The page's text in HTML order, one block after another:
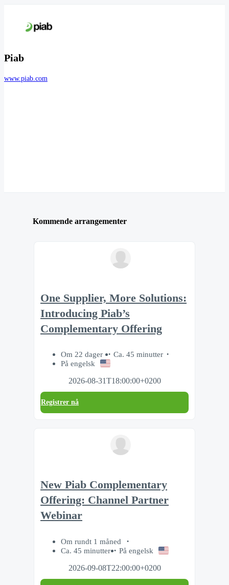
Piab
www.piab.com
Kommende arrangementer
One Supplier, More Solutions:
Introducing Piab’s
Complementary Offering
Om 22 dager
Ca. 45 minutter
På engelsk
2026-08-31T18:00:00+0200
Registrer nå
New Piab Complementary
Offering: Channel Partner
Webinar
Om rundt 1 måned
Ca. 45 minutter
På engelsk
2026-09-08T22:00:00+0200